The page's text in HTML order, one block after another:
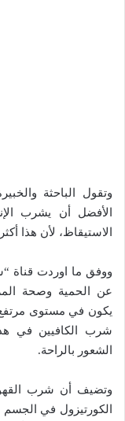
وتقول الباحثة
الأفضل أن يشرب
الاستيقاظ، لأن هذا
ووفق ما اوردت قناة
عن الحمية وصحة
يكون في مستوى
شرب الكافيين في
الشعور بالراحة.
وتضيف أن شرب
الكورتيزول في